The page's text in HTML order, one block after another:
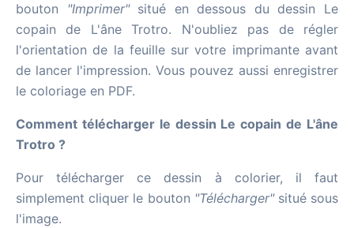
bouton "Imprimer"situé en dessous du dessin Le
copain de L'âne Trotro. N'oubliez pas de régler
l'orientation de la feuille sur votre imprimante avant
de lancer l'impression. Vous pouvez aussi enregistrer
le coloriage en PDF.
Comment télécharger le dessin Le copain de L'âne
Trotro ?
Pour télécharger ce dessin à colorier, il faut
simplement cliquer le bouton "Télécharger"situé sous
l'image.